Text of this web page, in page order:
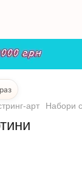
арт Набори